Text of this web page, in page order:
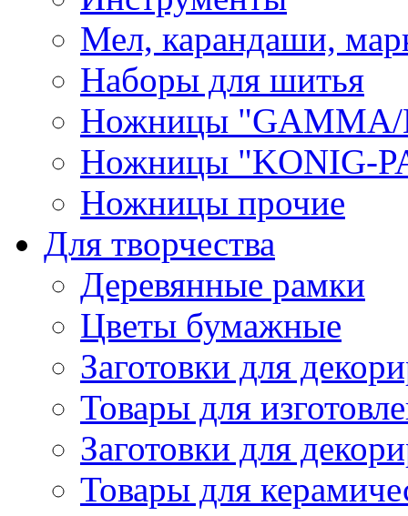
Мел, карандаши,
Наборы для шитья
Ножницы "GAMMA/
Ножницы "KONIG-
Ножницы прочие
Для творчества
Деревянные рамки
Цветы бумажные
Заготовки для
Товары для
Заготовки для
Товары для